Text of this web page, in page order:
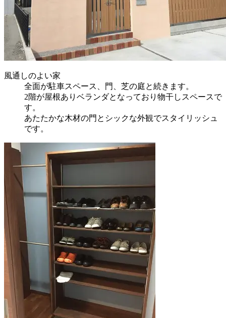
風通しのよい家
全面が駐車スペース、門、芝の庭と続きます。
2階が屋根ありベランダとなっており物干しスペースで
す。
あたたかな木材の門とシックな外観でスタイリッシュ
です。